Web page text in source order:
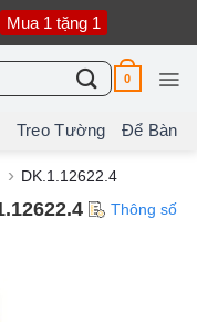
Mua 1 tặng 1
0
Treo Tường Để Bàn
DK.1.12622.4
Thông số